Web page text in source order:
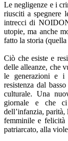
Le negligenze e i
riusciti a spegnere
intrecci di
utopie, ma anche
fatto la storia
Ciò che esiste e
delle alleanze, che
le generazioni e i
resistenza dal
culturale. Una
giornale e che
dell’infanzia,
femminile e felicità
patriarcato, alla